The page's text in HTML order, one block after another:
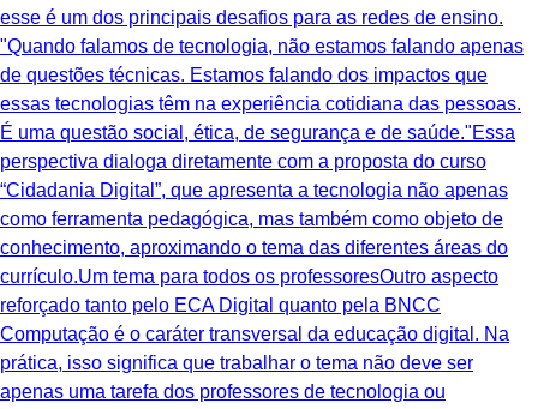
esse é um dos principais desafios para as redes de ensino.
"Quando falamos de tecnologia, não estamos falando apenas
de questões técnicas. Estamos falando dos impactos que
essas tecnologias têm na experiência cotidiana das pessoas.
É uma questão social, ética, de segurança e de saúde."Essa
perspectiva dialoga diretamente com a proposta do curso
“Cidadania Digital”, que apresenta a tecnologia não apenas
como ferramenta pedagógica, mas também como objeto de
conhecimento, aproximando o tema das diferentes áreas do
currículo.Um tema para todos os professoresOutro aspecto
reforçado tanto pelo ECA Digital quanto pela BNCC
Computação é o caráter transversal da educação digital. Na
prática, isso significa que trabalhar o tema não deve ser
apenas uma tarefa dos professores de tecnologia ou